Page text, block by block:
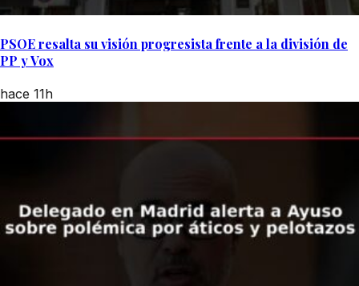
PSOE resalta su visión progresista frente a la división de
PP y Vox
hace 11h